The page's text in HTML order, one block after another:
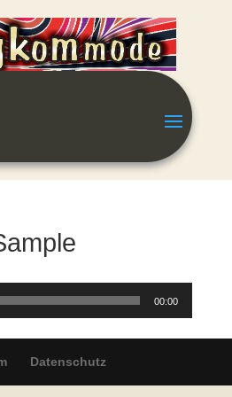
00:00
Datenschutz